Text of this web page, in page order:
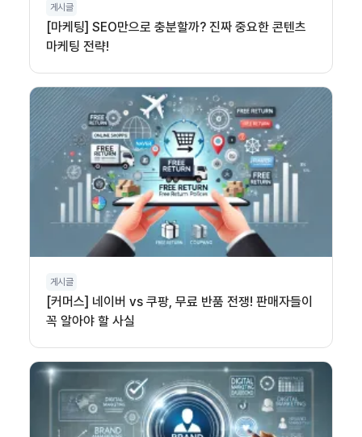
게시글
[마케팅] SEO만으로 충분할까? 진짜 중요한 콘텐츠
마케팅 전략!
게시글
[커머스] 네이버 vs 쿠팡, 무료 반품 전쟁! 판매자들이
꼭 알아야 할 사실